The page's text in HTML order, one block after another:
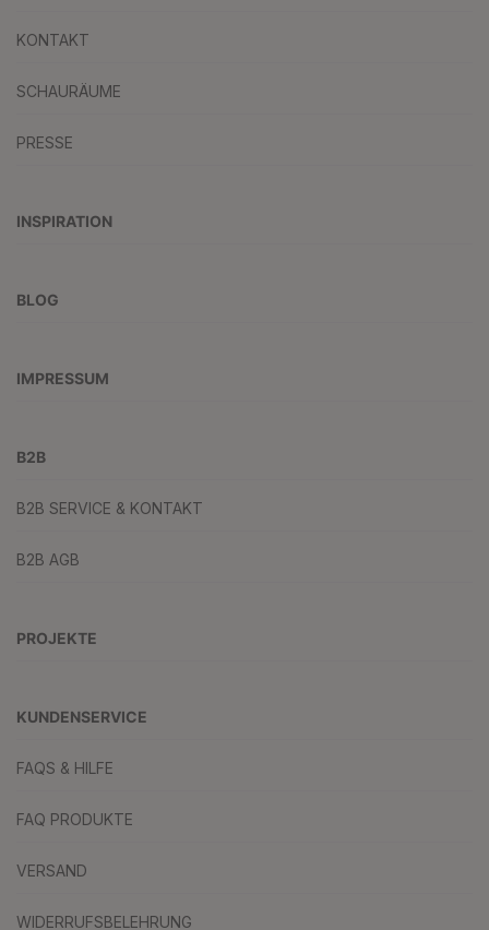
KONTAKT
SCHAURÄUME
PRESSE
INSPIRATION
BLOG
IMPRESSUM
B2B
B2B SERVICE & KONTAKT
B2B AGB
PROJEKTE
KUNDENSERVICE
FAQS & HILFE
FAQ PRODUKTE
VERSAND
WIDERRUFSBELEHRUNG